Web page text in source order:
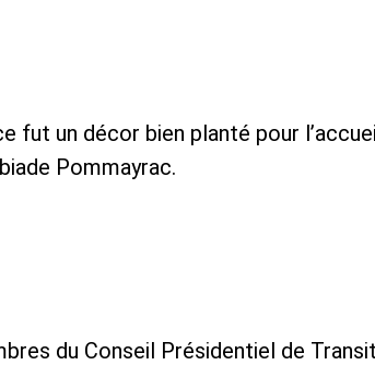
fut un décor bien planté pour
Pommayrac.
du Conseil Présidentiel de